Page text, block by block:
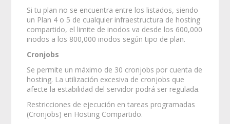
Si tu plan no se encuentra entre los listados, siendo
un Plan 4 o 5 de cualquier infraestructura de hosting
compartido, el limite de inodos va desde los 600,000
inodos a los 800,000 inodos según tipo de plan.
Cronjobs
Se permite un máximo de 30 cronjobs por cuenta de
hosting. La utilización excesiva de cronjobs que
afecte la estabilidad del servidor podrá ser regulada.
Restricciones de ejecución en tareas programadas
(Cronjobs) en Hosting Compartido.